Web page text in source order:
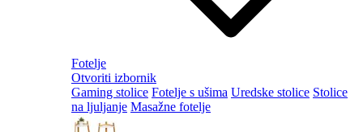
Fotelje
Otvoriti izbornik
Gaming stolice Fotelje s ušima Uredske stolice Stolice
na ljuljanje Masažne fotelje